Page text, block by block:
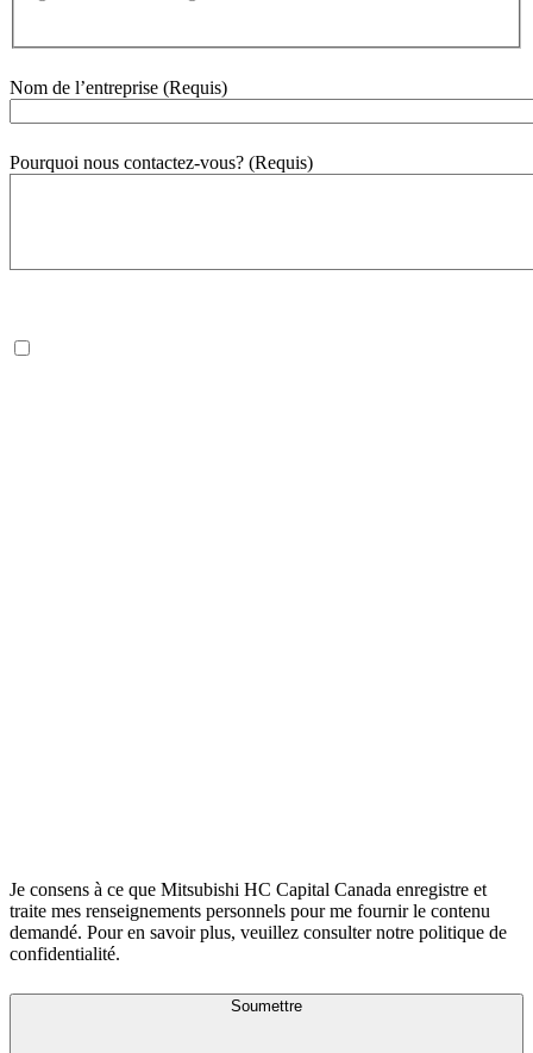
Nom de l’entreprise (Requis)
Pourquoi nous contactez-vous? (Requis)
Je consens à ce que Mitsubishi HC Capital Canada enregistre et
traite mes renseignements personnels pour me fournir le contenu
demandé. Pour en savoir plus, veuillez consulter notre politique de
confidentialité.
Soumettre